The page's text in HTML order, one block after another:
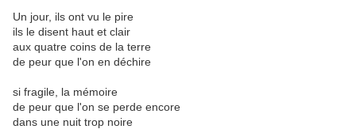
Un jour, ils ont vu le pire
ils le disent haut et clair
aux quatre coins de la terre
de peur que l'on en déchire
si fragile, la mémoire
de peur que l'on se perde encore
dans une nuit trop noire